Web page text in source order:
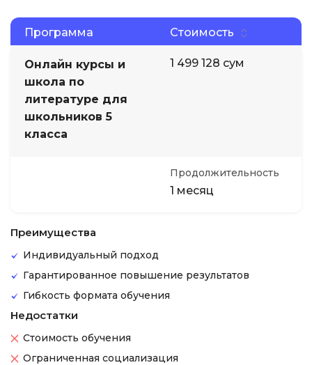
Программа Стоимость
Онлайн курсы и
школа по
литературе для
школьников 5
класса
1 499 128 сум
Продолжительность
1 месяц
Преимущества
Индивидуальный подход
Гарантированное повышение результатов
Гибкость формата обучения
Недостатки
Стоимость обучения
Ограниченная социализация